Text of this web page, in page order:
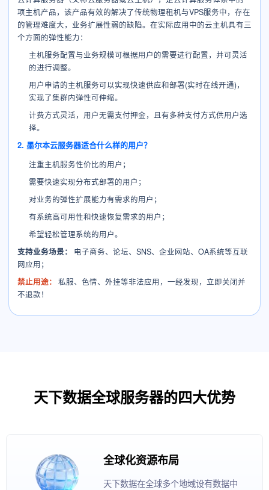
项主机产品，该产品有效的解决了传统物理租机与VPS服务中，存在
的管理难度大，业务扩展性弱的缺陷。在实际应用中的云主机具有三
个方面的弹性能力：
主机服务配置与业务规模可根据用户的需要进行配置，并可灵活
的进行调整。
用户申请的主机服务可以实现快速供应和部署(实时在线开通)，
实现了集群内弹性可伸缩。
计费方式灵活，用户无需支付押金，且有多种支付方式供用户选
择。
2. 墨尔本云服务器适合什么样的用户？
注重主机服务性价比的用户；
需要快速实现分布式部署的用户；
对业务的弹性扩展能力有需求的用户；
有系统高可用性和快速恢复需求的用户；
希望轻松管理系统的用户。
支持业务场景：
电子商务、论坛、SNS、企业网站、OA系统等互联
网应用；
禁止用途：
私服、色情、外挂等非法应用，一经发现，立即关闭并
不退款！
天下数据全球服务器的四大优势
全球化资源布局
天下数据在全球多个地域设有数据中